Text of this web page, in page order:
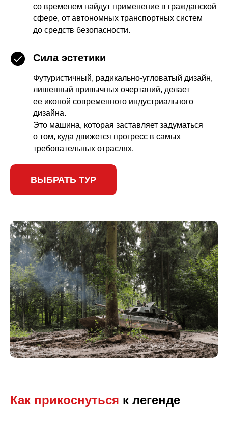
со временем найдут применение в гражданской
сфере, от автономных транспортных систем
до средств безопасности.
Сила эстетики
Футуристичный, радикально-угловатый дизайн,
лишенный привычных очертаний, делает
ее иконой современного индустриального
дизайна.
Это машина, которая заставляет задуматься
о том, куда движется прогресс в самых
требовательных отраслях.
ВЫБРАТЬ ТУР
Как прикоснуться к легенде